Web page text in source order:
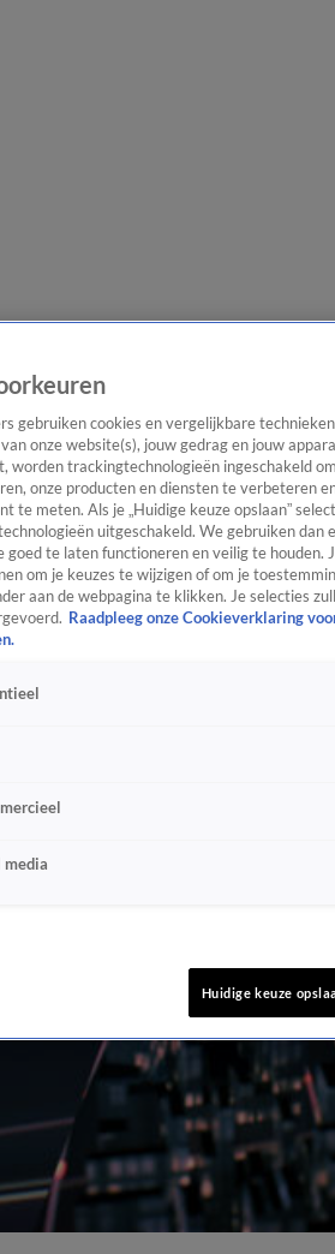
gebruiken cookies en vergelijkbare
onze website(s), jouw gedrag en jouw
worden trackingtechnologieën ingeschakeld
onze producten en diensten te verbeteren
te meten. Als je „Huidige keuze opslaan”
uitgeschakeld. We gebruiken dan
goed te laten functioneren en veilig te houden.
om je keuzes te wijzigen of om je
aan de webpagina te klikken. Je selecties
Raadpleeg onze Cookieverklaring
media
Huidige keuze